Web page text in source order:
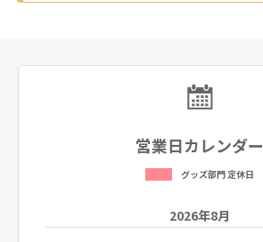
営業日カレンダー
グッズ部門 定休日
2026年8月